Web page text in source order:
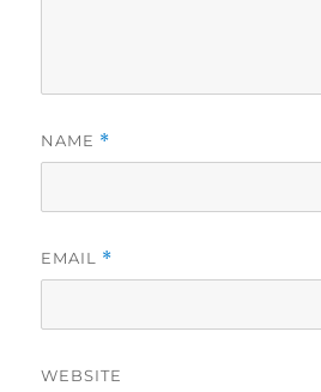
NAME *
EMAIL *
WEBSITE